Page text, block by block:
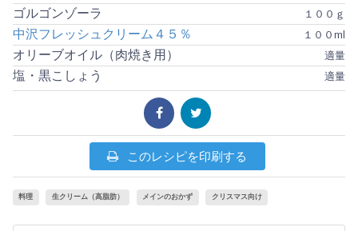
１００ｇ
ゴルゴンゾーラ
１００ml
中沢フレッシュクリーム４５％
適量
オリーブオイル（肉焼き用）
適量
塩・黒こしょう
このレシピを印刷する
料理 生クリーム（高脂肪） メインのおかず クリスマス向け